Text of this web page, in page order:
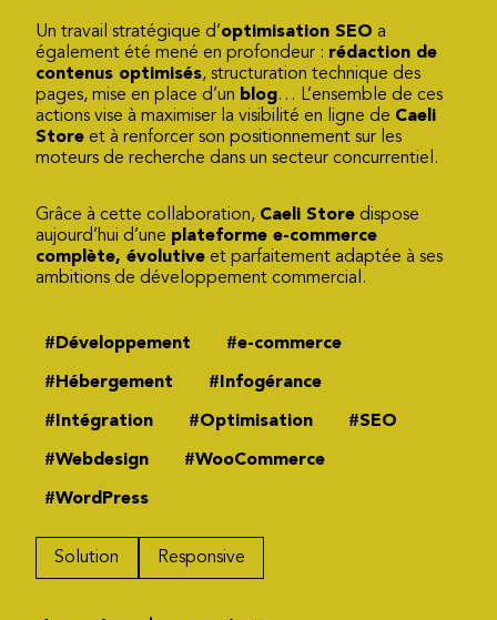
Un travail stratégique d’optimisation SEO a
également été mené en profondeur : rédaction de
contenus optimisés, structuration technique des
pages, mise en place d’un blog… L’ensemble de ces
actions vise à maximiser la visibilité en ligne de Caeli
Store et à renforcer son positionnement sur les
moteurs de recherche dans un secteur concurrentiel.
Grâce à cette collaboration, Caeli Store dispose
aujourd’hui d’une plateforme e-commerce
complète, évolutive et parfaitement adaptée à ses
ambitions de développement commercial.
#Développement #e-commerce
#Hébergement #Infogérance
#Intégration #Optimisation #SEO
#Webdesign #WooCommerce
#WordPress
Solution Responsive